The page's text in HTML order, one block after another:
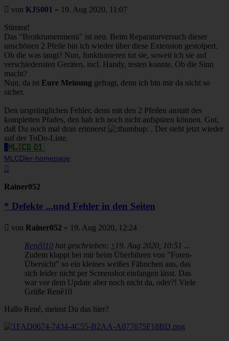
Beitrag
von KJS001 » 19. Aug 2020, 11:07
Stimmt!
Das "Brotkrumenmenü" ist neu. Beim Reparaturversuch dieser
unschönen 2 Pfeile bin ich wieder über diese Extension gestolpert.
Ob die was taugt? Nun, funktionieren tut sie, soweit ich sie auf
verschiedensten Geräten, incl. Handy, testen konnte. Ob die Sinn
macht?
Nun, da ist Eure Meinung gefragt, denn ich bin mir da nicht so
sicher.
Den ursprünglichen Fehler, denn mit den 2 Pfeilen anstatt des
kompletten Pfades, den hab ich noch nicht aufspüren können. Gut,
daß Du noch mal dran erinnerst
. Der steht jetzt wieder
auf der ToDo-Liste.
MLCDler-homepage
Rainer052
* Defekte ...und Fehler in den Seiten
Beitrag
von Rainer052 » 19. Aug 2020, 12:24
René010 hat geschrieben: ↑ 19. Aug 2020, 10:51 ...
Zudem klappt bei mir beim Überfahren von "Foren-
Übersicht" so ein kleines weißes Fähnchen aus, das
sich leider nicht per Screenshot einfangen lässt. Das
war vor dem Update aber noch nicht da, oder?! Viele
Grüße René10
Hallo René, meinst Du das hier?